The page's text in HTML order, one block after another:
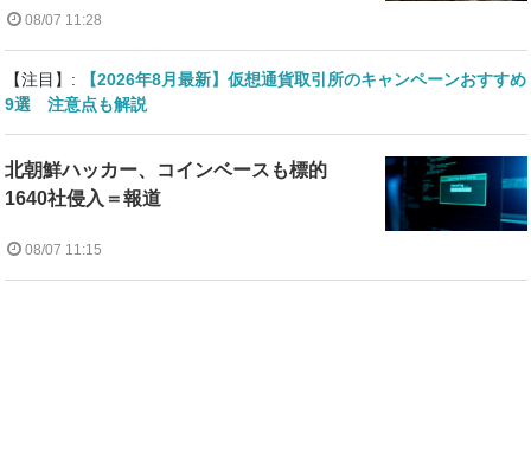
08/07 11:28
【注目】:
【2026年8月最新】仮想通貨取引所のキャンペーンおすすめ
9選 注意点も解説
北朝鮮ハッカー、コインベースも標的
1640社侵入＝報道
08/07 11:15